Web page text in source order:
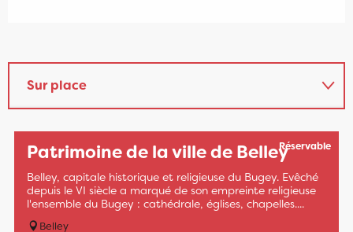
Sur place
En lien avec
Est une offre similaire à proximité de...
Patrimoine de la ville de Belley
Belley, capitale historique et religieuse du Bugey. Evêché
depuis le VI siècle a marqué de son empreinte religieuse
l'ensemble du Bugey : cathédrale, églises, chapelles....
Belley
Réservable